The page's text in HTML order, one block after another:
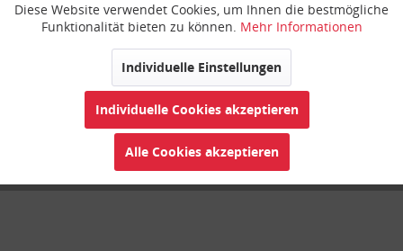
Matcha-Schale "Suiteki" 430 ml Keramik
Funktionale Aktiv
Inaktiv
Inaktiv
Personalisierung Inaktiv
Diese Website verwendet Cookies, um Ihnen die bestmögliche
Funktionalität bieten zu können. Mehr Informationen
Individuelle Einstellungen
Individuelle Cookies akzeptieren
Alle Cookies akzeptieren